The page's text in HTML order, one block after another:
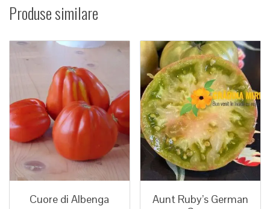
Produse similare
Cuore di Albenga
Aunt Ruby’s German